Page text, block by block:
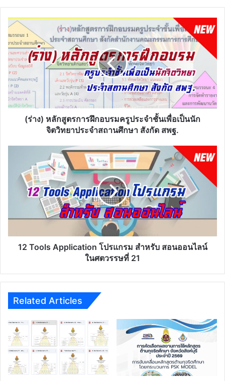
(ร่าง)
หลักสูตร
การ
ฝึก
อบรม
ครู
ประจำ
ชั้น
เพื่อ
ศึกษา
(ร่าง) หลักสูตรการฝึกอบรมครูประจำชั้นเพื่อเป็นนัก
จิตวิทยาประจำสถานศึกษา สังกัด สพฐ.
Application
โปรแกรม
สำหรับ
ศตวรรษ
12 Tools Application โปรแกรม สำหรับ สอนออนไลน์
ในศตวรรษที่ 21
Related Articles